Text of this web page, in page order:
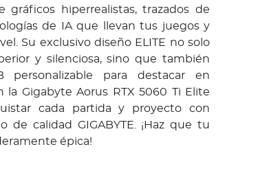
hiperrealistas, trazados de
de IA que llevan tus juegos y
Su exclusivo diseño ELITE no solo
y silenciosa, sino que también
personalizable para destacar en
la Gigabyte Aorus RTX 5060 Ti Elite
cada partida y proyecto con
de calidad GIGABYTE. ¡Haz que tu
épica!